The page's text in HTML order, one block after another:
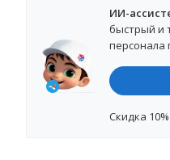
ИИ-
быстрый и
Cкидка 10%